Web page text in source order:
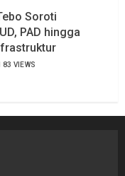
Soroti
PAD hingga
83 VIEWS